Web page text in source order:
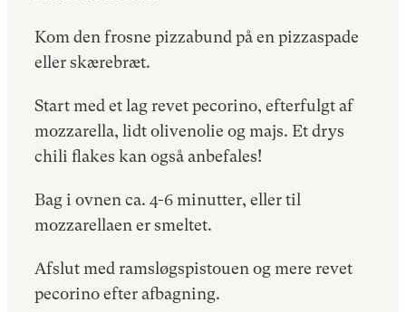
Kom den frosne pizzabund på en pizzaspade
eller skærebræt.
Start med et lag revet pecorino, efterfulgt af
mozzarella, lidt olivenolie og majs. Et drys
chili flakes kan også anbefales!
Bag i ovnen ca. 4-6 minutter, eller til
mozzarellaen er smeltet.
Afslut med ramsløgspistouen og mere revet
pecorino efter afbagning.